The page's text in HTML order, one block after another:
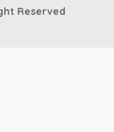
Reserved